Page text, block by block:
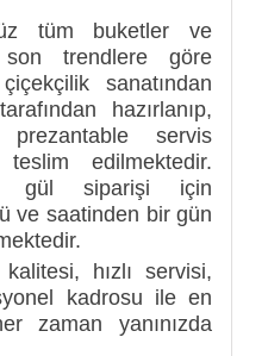
tüm buketler ve
trendlere göre
sanatından
hazırlanıp,
servis
edilmektedir.
gül siparişi için
ve saatinden bir gün
hızlı servisi,
kadrosu ile en
zaman yanınızda